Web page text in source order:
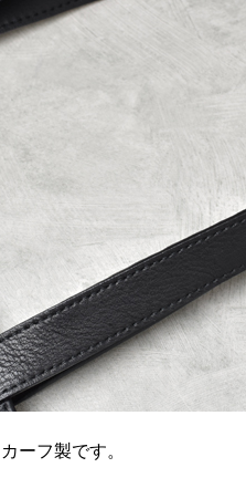
ーフ製です。